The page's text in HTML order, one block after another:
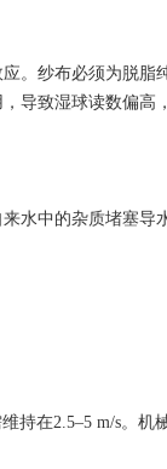
纱布必须为脱脂
导致湿球读数偏高
中的杂质堵塞导
在2.5–5 m/s。机